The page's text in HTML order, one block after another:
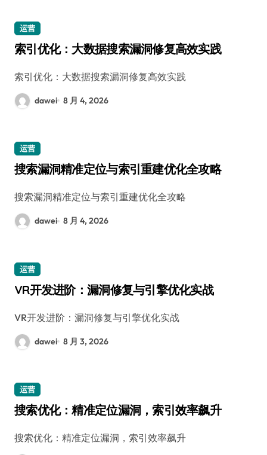
运营
索引优化：大数据搜索漏洞修复高效实践
索引优化：大数据搜索漏洞修复高效实践
dawei 8 月 4, 2026
运营
搜索漏洞精准定位与索引重建优化全攻略
搜索漏洞精准定位与索引重建优化全攻略
dawei 8 月 4, 2026
运营
VR开发进阶：漏洞修复与引擎优化实战
VR开发进阶：漏洞修复与引擎优化实战
dawei 8 月 3, 2026
运营
搜索优化：精准定位漏洞，索引效率飙升
搜索优化：精准定位漏洞，索引效率飙升